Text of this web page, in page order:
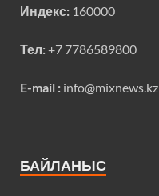
Индекс: 160000
Тел:+7 7786589800
E-mail : info@mixnews.kz
БАЙЛАНЫС